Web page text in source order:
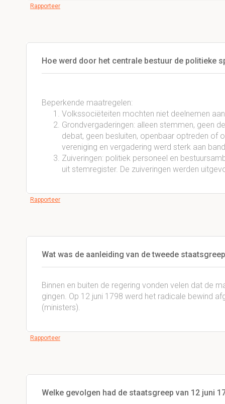
Rapporteer
Hoe werd door het centrale bestuur de politieke
Beperkende maatregelen:
Volkssociëteiten mochten niet deelnemen
Grondvergaderingen: alleen stemmen, geen
debat, geen besluiten, openbaar optreden of
vereniging en vergadering werd sterk aan
Zuiveringen: politiek personeel en
uit stemregister. De zuiveringen werden
Rapporteer
Wat was de aanleiding van de tweede
Binnen en buiten de regering vonden velen dat de
gingen. Op 12 juni 1798 werd het radicale bewind
(ministers).
Rapporteer
Welke gevolgen had de staatsgreep van 12 juni